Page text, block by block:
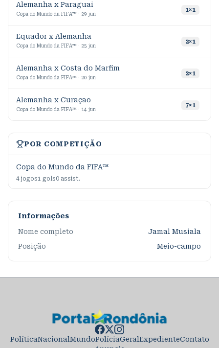
Alemanha x Paraguai
Copa do Mundo da FIFA™ · 29 jun
1×1
Equador x Alemanha
Copa do Mundo da FIFA™ · 25 jun
2×1
Alemanha x Costa do Marfim
Copa do Mundo da FIFA™ · 20 jun
2×1
Alemanha x Curaçao
Copa do Mundo da FIFA™ · 14 jun
7×1
POR COMPETIÇÃO
Copa do Mundo da FIFA™
4 jogos1 gols0 assist.
Informações
Nome completo
Jamal Musiala
Posição
Meio-campo
PolíticaNacionalMundoPolíciaGeralExpedienteContato